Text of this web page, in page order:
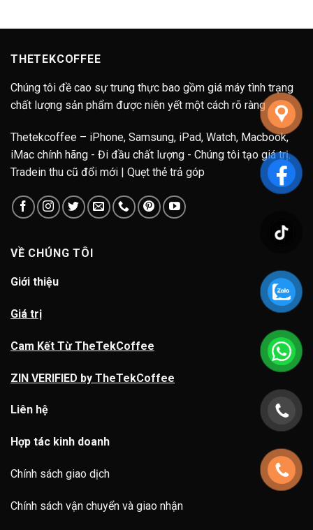
THETEKCOFFEE
Chúng tôi đề cao sự trung thực bao gồm giá máy tình trạng
chất lượng sản phẩm được niên yết một cách rõ ràng
Thetekcoffee – iPhone, Samsung, iPad, Watch, Macbook,
iMac chính hãng - Đi đầu chất lượng - Chúng tôi tạo giá trị.
Tradein thu cũ đổi mới | Quẹt thẻ trả góp
VỀ CHÚNG TÔI
Giới thiệu
Giá trị
Cam Kết Từ TheTekCoffee
ZIN VERIFIED by TheTekCoffee
Liên hệ
Hợp tác kinh doanh
Chính sách giao dịch
Chính sách vận chuyển và giao nhận